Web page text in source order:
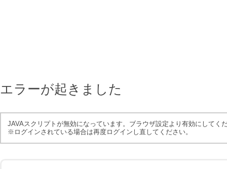
エラーが起きました
JAVAスクリプトが無効になっています。ブラウザ設定より有効にしてく
※ログインされている場合は再度ログインし直してください。